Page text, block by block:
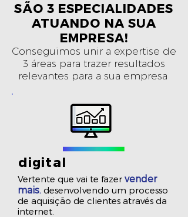
SÃO 3 ESPECIALIDADES
ATUANDO NA SUA
EMPRESA!
Conseguimos unir a expertise de
3 áreas para trazer resultados
relevantes para a sua empresa
digital
Vertente que vai te fazer vender
mais, desenvolvendo um processo
de aquisição de clientes através da
internet.